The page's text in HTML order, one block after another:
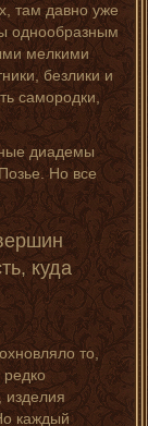
там давно уже
однообразным
мелкими
безлики и
самородки,
диадемы
Но все
куда
то,
изделия
каждый